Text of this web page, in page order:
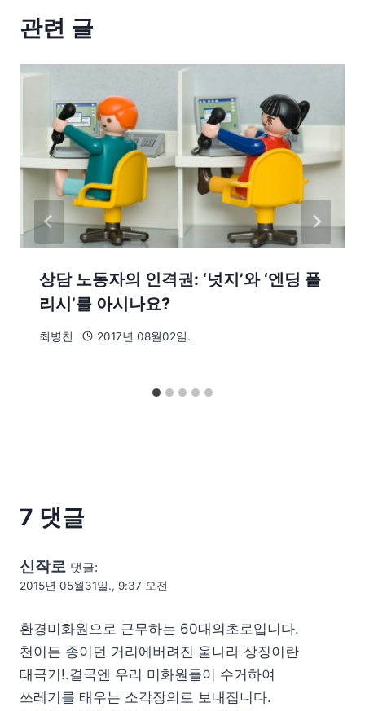
관련 글
상담 노동자의 인격권: ‘넛지’와 ‘엔딩 폴
리시’를 아시나요?
최병천 2017년 08월02일.
7 댓글
신작로 댓글:
2015년 05월31일., 9:37 오전
환경미화원으로 근무하는 60대의초로입니다.
천이든 종이던 거리에버려진 울나라 상징이란
태극기!.결국엔 우리 미화원들이 수거하여
쓰레기를 태우는 소각장의로 보내집니다.